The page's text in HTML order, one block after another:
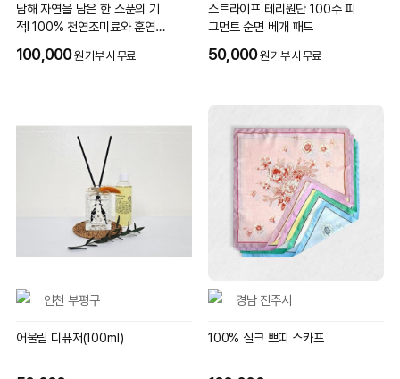
남해 자연을 담은 한 스푼의 기
적! 100% 천연조미료와 훈연참
100,000원 기부 시 무료
스트라이프 테리원단 100수 피
그먼트 순면 베개 패드
50,000원 기부 시 무료
인천 부평구
어울림 디퓨저(100ml)
경남 진주시
100% 실크 쁘띠 스카프